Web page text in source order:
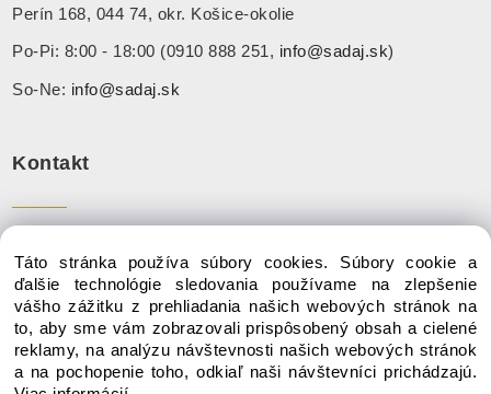
Perín 168, 044 74, okr. Košice-okolie
Po-Pi: 8:00 - 18:00 (0910 888 251, info@sadaj.sk)
So-Ne: info@sadaj.sk
Kontakt
Mail:info@sadaj.sk
Copyright © 2020 SADAJ.SK, Všetky práva vyhradené
Táto stránka používa súbory cookies. Súbory cookie a
ďalšie technológie sledovania používame na zlepšenie
vášho zážitku z prehliadania našich webových stránok na
to, aby sme vám zobrazovali prispôsobený obsah a cielené
reklamy, na analýzu návštevnosti našich webových stránok
a na pochopenie toho, odkiaľ naši návštevníci prichádzajú.